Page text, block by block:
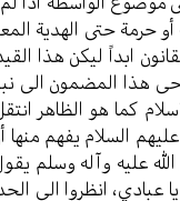
حرمة حتى الهدية
ابداً ليكن هذا
هذا المضمون الى
كما هو الظاهر
السلام يفهم
عليه وآله وسلم
عبادي، انظروا الى